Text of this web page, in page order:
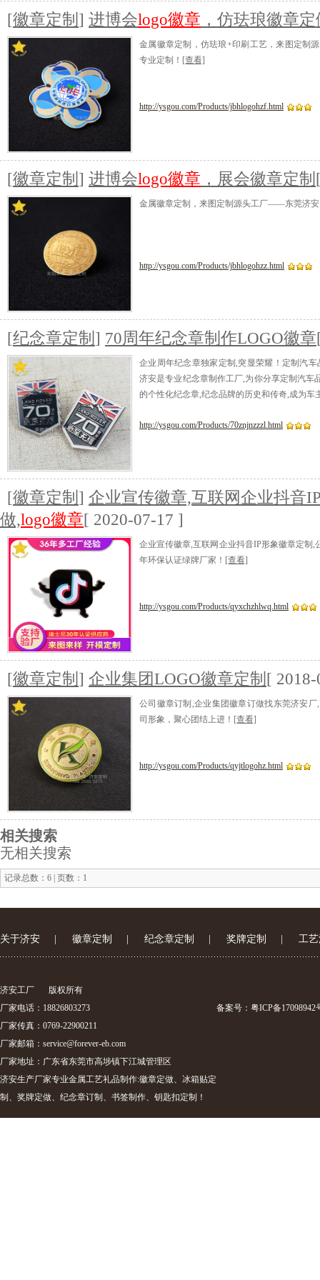
[徽章定制 ] 进博会logo徽章 ，仿珐琅徽章定
金属徽章定制，仿珐琅+印刷工艺，来图定
专业定制！ [查看]
http://ysgou.com/Products/jbhlogohzf.html
[徽章定制 ] 进博会logo徽章 ，展会徽章定制
金属徽章定制，来图定制源头工厂——东莞济
http://ysgou.com/Products/jbhlogohzz.html
[纪念章定制 ] 70周年纪念章制作LOGO徽章
企业周年纪念章独家定制,突显荣耀！定制汽
济安是专业纪念章制作工厂,为你分享定制汽车
的个性化纪念章,纪念品牌的历史和传奇,成为车
http://ysgou.com/Products/70znjnzzzl.html
[徽章定制 ] 企业宣传徽章,互联网企业抖音
做,logo徽章[ 2020-07-17 ]
企业宣传徽章,互联网企业抖音IP形象徽章定制,
年环保认证绿牌厂家！ [查看]
http://ysgou.com/Products/qyxchzhlwq.html
[徽章定制 ] 企业集团LOGO徽章定制 [
公司徽章订制,企业集团徽章订做找东莞济安
司形象，聚心团结上进！ [查看]
http://ysgou.com/Products/qyjtlogohz.html
相关搜索
无相关搜索
记录总数：6 | 页数：1
关于济安 徽章定制 纪念章定制 奖牌定制 工
济安工厂
版权所有
厂家电话：18826803273
厂家传真：0769-22900211
厂家邮箱： service@forever-eb.com
厂家地址：广东省东莞市高埗镇下江城管理区
济安生产厂家专业金属工艺礼品制作:徽章定做、冰箱贴定
制、奖牌定做、纪念章订制、书签制作、钥匙扣定制！
备案号： 粤ICP备17098942